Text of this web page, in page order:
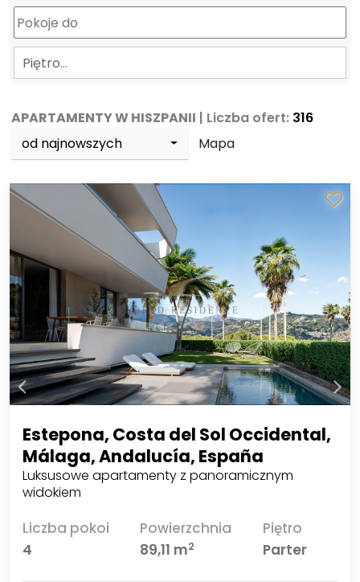
Piętro…
APARTAMENTY W HISZPANII | Liczba ofert: 316
od najnowszych
Mapa
Estepona, Costa del Sol Occidental,
Málaga, Andalucía, España
Luksusowe apartamenty z panoramicznym
widokiem
Liczba pokoi
4
Powierzchnia
89,11 m2
Piętro
Parter